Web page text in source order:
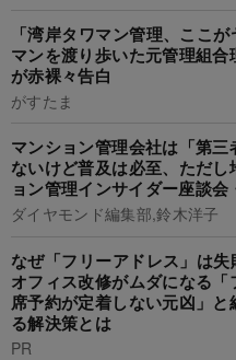
「湾岸タワマン管理、ここ
マンを渡り歩いた元管理組
が赤裸々告白
がすたま
マンション管理会社は「第三
ないけど普及は必至、ただ
ョン管理インサイダー座談会
ダイヤモンド編集部,鈴木洋子
なぜ「フリーアドレス」は
オフィス改修がムダになる
席予約が定着しない元凶」
る解決策とは
PR